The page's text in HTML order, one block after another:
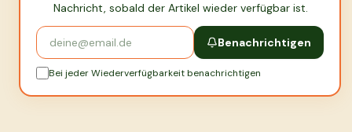
Nachricht, sobald der Artikel wieder verfügbar ist.
Benachrichtigen
Bei jeder Wiederverfügbarkeit benachrichtigen